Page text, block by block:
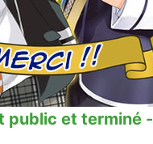
public et terminé -